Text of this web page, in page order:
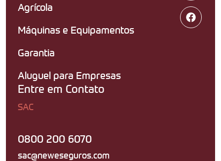
Agrícola
Máquinas e Equipamentos
Garantia
Aluguel para Empresas
Entre em Contato
SAC
0800 200 6070
sac@neweseguros.com